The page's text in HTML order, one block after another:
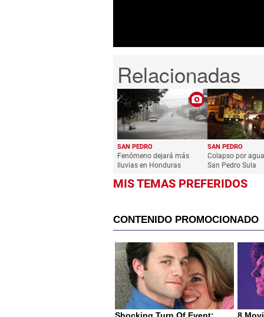
SAN PEDRO
Fenómeno dejará más
lluvias en Honduras
SAN PEDRO
Colapso por
San Pedro Sula
MIS TEMAS PREFERIDOS